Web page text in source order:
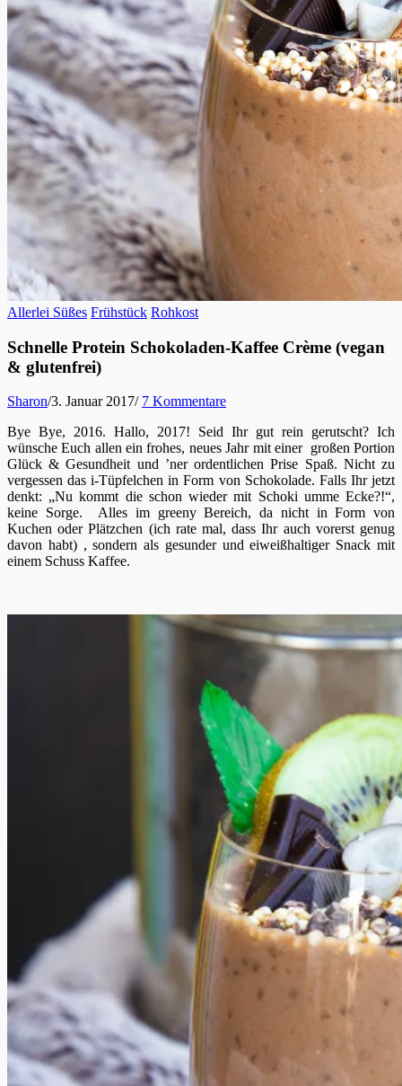
Allerlei Süßes Frühstück Rohkost
Schnelle Protein Schokoladen-Kaffee Crème (vegan
& glutenfrei)
Sharon/3. Januar 2017/ 7 Kommentare
Bye Bye, 2016. Hallo, 2017! Seid Ihr gut rein gerutscht? Ich
wünsche Euch allen ein frohes, neues Jahr mit einer großen Portion
Glück & Gesundheit und ’ner ordentlichen Prise Spaß. Nicht zu
vergessen das i-Tüpfelchen in Form von Schokolade. Falls Ihr jetzt
denkt: „Nu kommt die schon wieder mit Schoki umme Ecke?!“,
keine Sorge. Alles im greeny Bereich, da nicht in Form von
Kuchen oder Plätzchen (ich rate mal, dass Ihr auch vorerst genug
davon habt) , sondern als gesunder und eiweißhaltiger Snack mit
einem Schuss Kaffee.